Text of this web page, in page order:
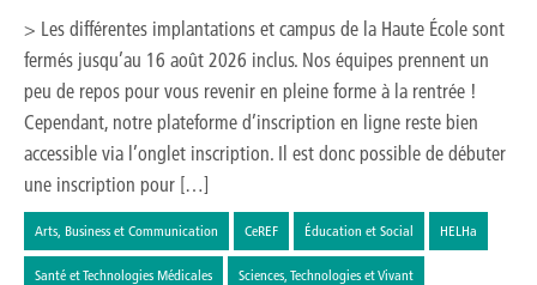
> Les différentes implantations et campus de la Haute École sont
fermés jusqu’au 16 août 2026 inclus. Nos équipes prennent un
peu de repos pour vous revenir en pleine forme à la rentrée !
Cependant, notre plateforme d’inscription en ligne reste bien
accessible via l’onglet inscription. Il est donc possible de débuter
une inscription pour […]
Arts, Business et Communication CeREF Éducation et Social HELHa
Santé et Technologies Médicales Sciences, Technologies et Vivant